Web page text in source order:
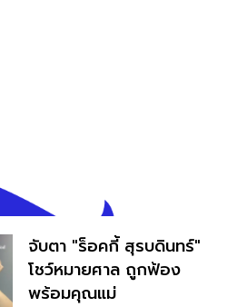
จับตา "ร็อคกี้ สุรบดินทร์"
โชว์หมายศาล ถูกฟ้อง
พร้อมคุณแม่